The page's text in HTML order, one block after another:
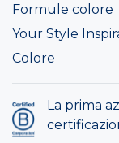
Formule colore
Your Style
Colore
La prima